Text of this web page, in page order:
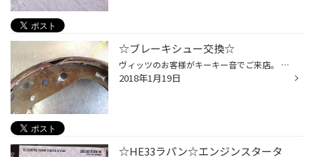
☆ブレーキシュー交換☆
ヴィッツのお客様がキーキー音でご来店。 ブレーキシューが減っているのが原因でした。市内に在庫があったのでそのまま交換作業へ（＾＾） 写真を撮ったんですが角度なのかイマイチ新品との違いがわかりずらい。。。 肉眼だと全然違うんですけどね。笑 とりあえず一枚目が交換部品。 二枚目が交換後...
2018年1月19日
☆HE33ラパン☆エンジンスタータ